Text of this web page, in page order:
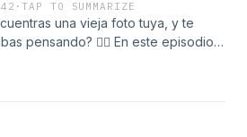
·TAP TO SUMMARIZE
una vieja foto tuya, y te
pensando? 🤦‍♂️ En este episodio
hacemos un viaje incómodo a las
que, aunque en su momento nos